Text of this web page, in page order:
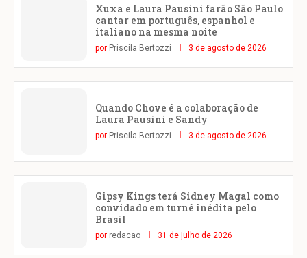
Xuxa e Laura Pausini farão São Paulo
cantar em português, espanhol e
italiano na mesma noite
por Priscila Bertozzi 3 de agosto de 2026
Quando Chove é a colaboração de
Laura Pausini e Sandy
por Priscila Bertozzi 3 de agosto de 2026
Gipsy Kings terá Sidney Magal como
convidado em turnê inédita pelo
Brasil
por redacao 31 de julho de 2026